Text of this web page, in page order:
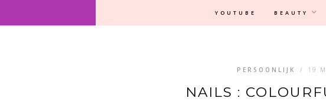
YOUTUBE BEAUTY
PERSOONLIJK / 19
NAILS :